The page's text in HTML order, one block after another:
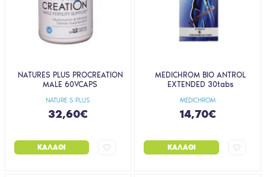
NATURE S PLUS
NATURES PLUS PROCREATION
MALE 60VCAPS
32,60€
ΚΑΛΆΘΙ
MEDICHROM
MEDICHROM BIO ANTROL
EXTENDED 30tabs
14,70€
ΚΑΛΆΘΙ